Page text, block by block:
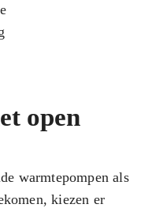
open
warmtepompen als
kiezen er